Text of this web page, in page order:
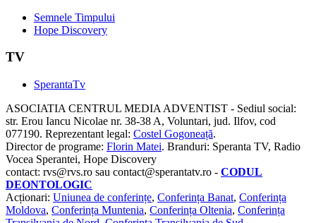
Semnele Timpului
Hope Discovery
TV
SperantaTv
ASOCIATIA CENTRUL MEDIA ADVENTIST - Sediul social:
str. Erou Iancu Nicolae nr. 38-38 A, Voluntari, jud. Ilfov, cod
077190. Reprezentant legal: Costel Gogoneață.
Director de programe: Florin Matei. Branduri: Speranta TV, Radio
Vocea Sperantei, Hope Discovery
contact: rvs@rvs.ro sau contact@sperantatv.ro - CODUL
DEONTOLOGIC
Acționari: Uniunea de conferințe, Conferința Banat, Conferința
Moldova, Conferința Muntenia, Conferința Oltenia, Conferința